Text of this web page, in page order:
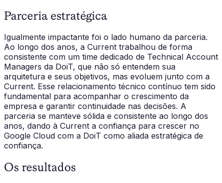
Parceria estratégica
Igualmente impactante foi o lado humano da parceria.
Ao longo dos anos, a Current trabalhou de forma
consistente com um time dedicado de Technical Account
Managers da DoiT, que não só entendem sua
arquitetura e seus objetivos, mas evoluem junto com a
Current. Esse relacionamento técnico contínuo tem sido
fundamental para acompanhar o crescimento da
empresa e garantir continuidade nas decisões. A
parceria se manteve sólida e consistente ao longo dos
anos, dando à Current a confiança para crescer no
Google Cloud com a DoiT como aliada estratégica de
confiança.
Os resultados